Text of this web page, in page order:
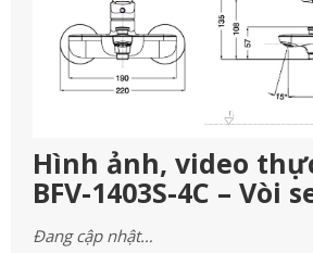
Hình ảnh, video
BFV-1403S-4C – Vòi
Đang cập nhật…